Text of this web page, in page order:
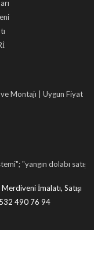
ve Montajı | Uygun Fiyat
yangın dolabı satışı"; "
İmalatı, Satışı
490 76 94